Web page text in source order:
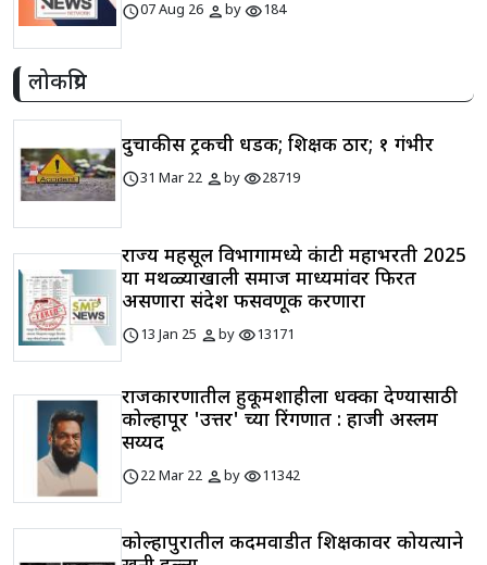
schedule07 Aug 26 personbyvisibility184
लोकप्रिय
दुचाकीस ट्रकची धडक; शिक्षक ठार; १ गंभीर
schedule31 Mar 22 personbyvisibility28719
राज्य महसूल विभागामध्ये कंत्राटी महाभरती 2025
या मथळ्याखाली समाज माध्यमांवर फिरत
असणारा संदेश फसवणूक करणारा
schedule13 Jan 25 personbyvisibility13171
राजकारणातील हुकूमशाहीला धक्का देण्यासाठी
कोल्हापूर 'उत्तर' च्या रिंगणात : हाजी अस्लम
सय्यद
schedule22 Mar 22 personbyvisibility11342
कोल्हापुरातील कदमवाडीत शिक्षकावर कोयत्याने